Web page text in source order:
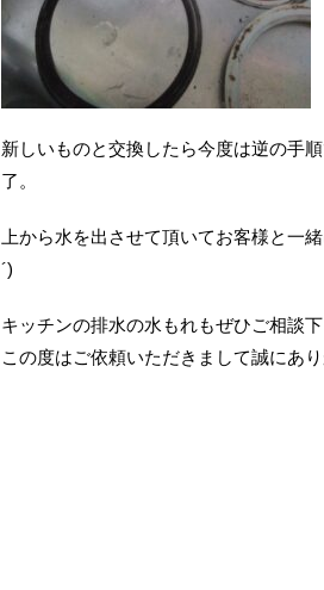
新しいものと交換したら今度は逆の手
了。
上から水を出させて頂いてお客様と一
´)ゞ
キッチンの排水の水もれもぜひご相談下
この度はご依頼いただきまして誠にあ